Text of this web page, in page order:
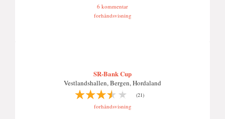
6 kommentar
forhåndsvisning
SR-Bank Cup
Vestlandshallen, Bergen, Hordaland
(21)
forhåndsvisning